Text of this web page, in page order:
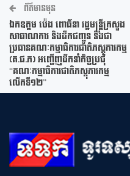
ព័ត៌មានមុន
ឯកឧត្តម ប៉េង ពោធិ៍នា រដ្ឋមន្រ្តីក្រសួង
សាធាណការ និងដឹកជញ្ជូន និងជា
ប្រធានគណៈកម្មាធិការជាតិភស្តុភារកម្ម
(គ.ជ.ភ) អញ្ជើញដឹកនាំកិច្ចប្រជុំ
“គណៈកម្មាធិការជាតិភស្តុភារកម្ម
លើកទី១២”